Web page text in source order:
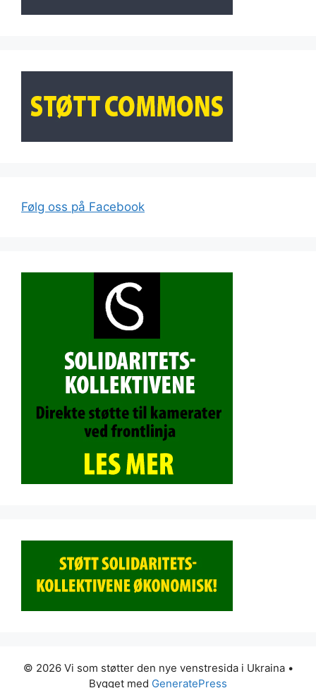
Følg oss på Facebook
© 2026 Vi som støtter den nye venstresida i Ukraina•
Bygget med GeneratePress